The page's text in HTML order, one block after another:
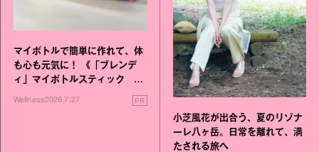
マイボトルで簡単に作れて、体
も心も元気に！ 《「ブレンデ
ィ」マイボトルスティック い
いこと毎日》シリーズが誕生
Wellness2026.7.27 PR
小芝風花が出合う、夏のリゾナ
ーレ八ヶ岳。日常を離れて、満
たされる旅へ